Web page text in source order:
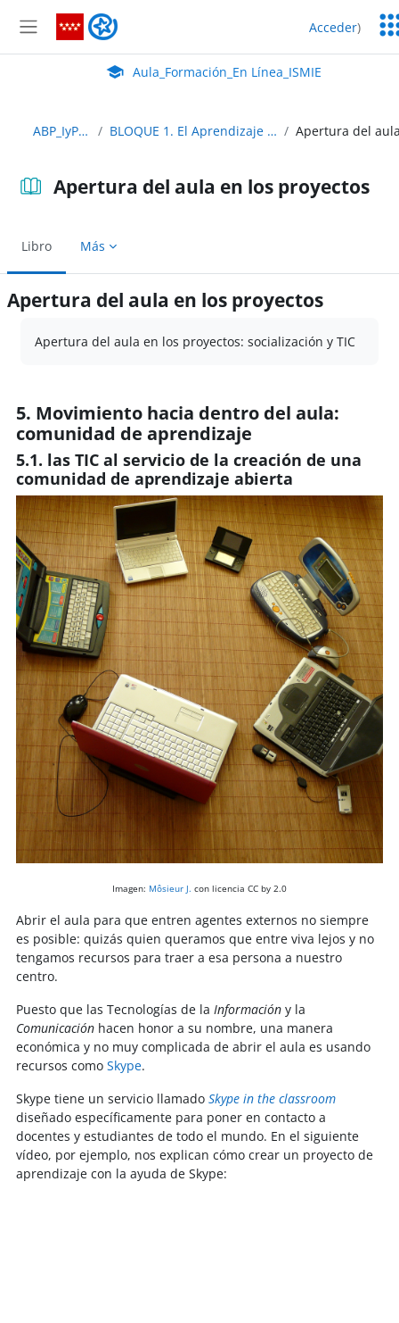
Panel lateral
Aula_Formación_En Línea_ISMIE Acceder)
Aula Virtual de EducaMadrid:
Aula_Formación_En Línea_ISMIE
ABP_IyP_Abierto BLOQUE 1. El Aprendizaje Basado en Proyectos
Apertura del aula en los proyectos
Libro Más
Apertura del aula en los proyectos
Apertura del aula en los proyectos: socialización y TIC
5. Movimiento hacia dentro del aula:
comunidad de aprendizaje
5.1. las TIC al servicio de la creación de una
comunidad de aprendizaje abierta
Imagen: Môsieur J. con licencia CC by 2.0
Abrir el aula para que entren agentes externos no siempre
es posible: quizás quien queramos que entre viva lejos y no
tengamos recursos para traer a esa persona a nuestro
centro.
Puesto que las Tecnologías de la Información y la
Comunicación hacen honor a su nombre, una manera
económica y no muy complicada de abrir el aula es usando
recursos como Skype.
Skype tiene un servicio llamado Skype in the classroom
diseñado específicamente para poner en contacto a
docentes y estudiantes de todo el mundo. En el siguiente
vídeo, por ejemplo, nos explican cómo crear un proyecto de
aprendizaje con la ayuda de Skype: